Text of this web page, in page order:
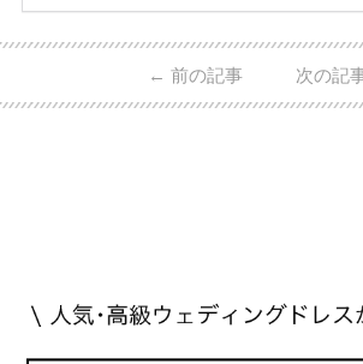
ーウィンストンやカルティエ、
日本で人気のブランドまで幅
・愛用している芸能人夫婦 ・リ
← 前の記事 次の記